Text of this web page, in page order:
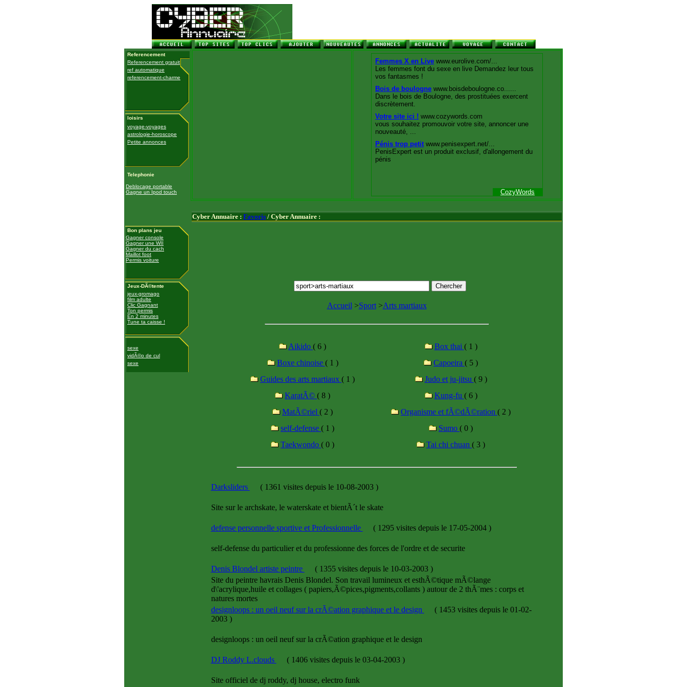
Referencement
Referencement gratuit
ref automatique
referencement-charme
loisirs
voyage-voyages
astrologie-horoscope
Petite annonces
Telephonie
Deblocage portable
Gagne un Ipod touch
Bon plans jeu
Gagner console
Gagner une WII
Gagner du cach
Maillot foot
Permis voiture
Jeux-DÃ©tente
jeux-gromago
film adulte
Clic Gagnant
Ton permis
En 2 minutes
Tune ta caisse !
sexe
vidÃ©o de cul
sexe
Cyber Annuaire : Favoris / Cyber Annuaire :
Accueil >Sport>Arts martiaux
Aikido ( 6 ) Box thai ( 1 )
Boxe chinoise ( 1 ) Capoeira ( 5 )
Guides des arts martiaux ( 1 ) Judo et ju-jitsu ( 9 )
KaratÃ© ( 8 ) Kung-fu ( 6 )
MatÃ©riel ( 2 ) Organisme et fÃ©dÃ©ration ( 2 )
self-defense ( 1 ) Sumo ( 0 )
Taekwondo ( 0 ) Tai chi chuan ( 3 )
Darksliders (1361 visites depuis le 10-08-2003 )
Site sur le archskate, le waterskate et bientÃ´t le skate
defense personnelle sportive et Professionnelle (1295 visites depuis le 17-05-2004 )
self-defense du particulier et du professionne des forces de l'ordre et de securite
Denis Blondel artiste peintre (1355 visites depuis le 10-03-2003 )
Site du peintre havrais Denis Blondel. Son travail lumineux et esthÃ©tique mÃ©lange
d\'acrylique,huile et collages ( papiers,Ã©pices,pigments,collants ) autour de 2 thÃ¨mes : corps et
natures mortes
designloops : un oeil neuf sur la crÃ©ation graphique et le design
(1453 visites depuis le 01-02-
2003 )
designloops : un oeil neuf sur la crÃ©ation graphique et le design
DJ Roddy L.clouds (1406 visites depuis le 03-04-2003 )
Site officiel de dj roddy, dj house, electro funk